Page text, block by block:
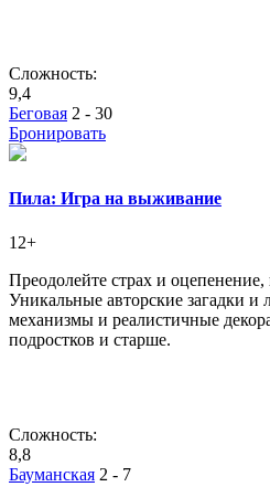
Сложность:
9,4
Беговая 2 - 30
Бронировать
Пила: Игра на выживание
12+
Преодолейте страх и
Уникальные авторские загадки и
механизмы и реалистичные
подростков и старше.
Сложность:
8,8
Бауманская 2 - 7